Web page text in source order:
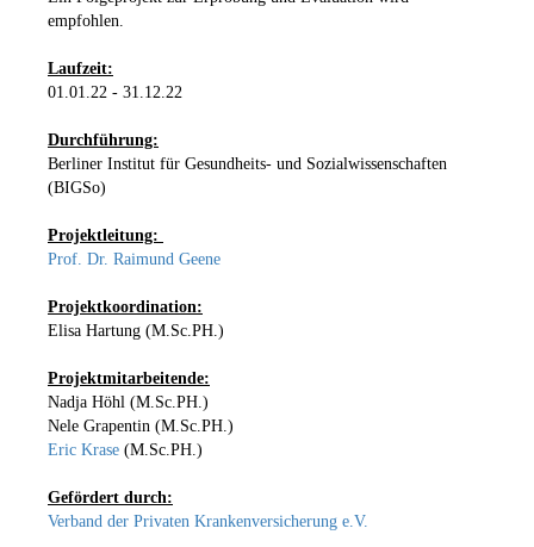
empfohlen.
Laufzeit:
01.01.22 - 31.12.22
Durchführung:
Berliner Institut für Gesundheits- und Sozialwissenschaften
(BIGSo)
Projektleitung:
Prof. Dr. Raimund Geene
Projektkoordination:
Elisa Hartung (M.Sc.PH.)
Projektmitarbeitende:
Nadja Höhl (M.Sc.PH.)
Nele Grapentin (M.Sc.PH.)
Eric Krase (M.Sc.PH.)
Gefördert durch:
Verband der Privaten Krankenversicherung e.V.